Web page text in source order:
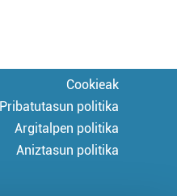
Cookieak
Pribatutasun politika
Argitalpen politika
Aniztasun politika